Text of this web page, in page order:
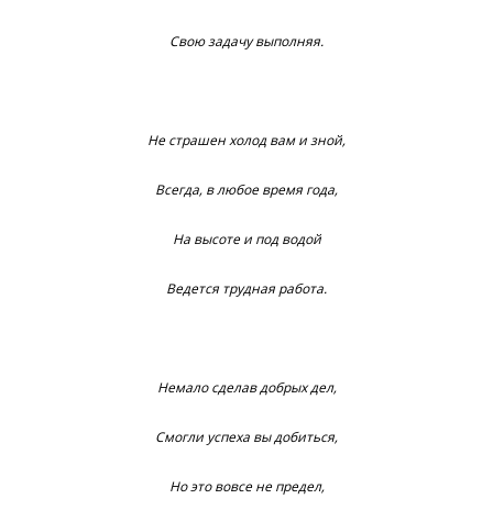
Свою задачу выполняя.
Не страшен холод вам и зной,
Всегда, в любое время года,
На высоте и под водой
Ведется трудная работа.
Немало сделав добрых дел,
Смогли успеха вы добиться,
Но это вовсе не предел,